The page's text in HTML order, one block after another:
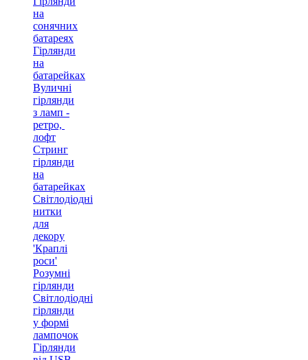
на
сонячних
батареях
Гірлянди
на
батарейках
Вуличні
гірлянди
з ламп -
ретро, ​​
лофт
Стринг
гірлянди
на
батарейках
Світлодіодні
нитки
для
декору
'Краплі
роси'
Розумні
гірлянди
Світлодіодні
гірлянди
у формі
лампочок
Гірлянди